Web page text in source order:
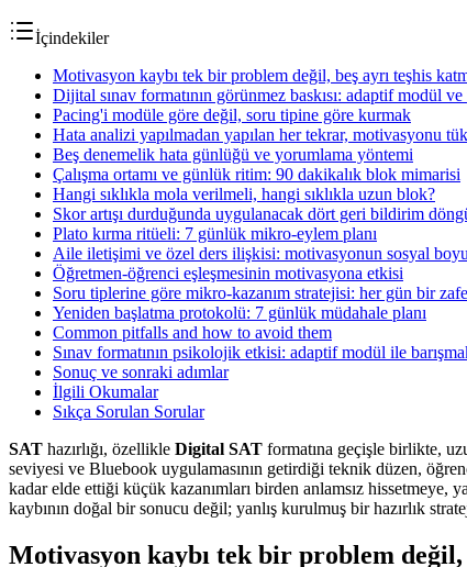
İçindekiler
Motivasyon kaybı tek bir problem değil, beş ayrı teşhis
Dijital sınav formatının görünmez baskısı: adaptif modül
Pacing'i modüle göre değil, soru tipine göre kurmak
Hata analizi yapılmadan yapılan her tekrar, motivasyonu
Beş denemelik hata günlüğü ve yorumlama yöntemi
Çalışma ortamı ve günlük ritim: 90 dakikalık blok mimarisi
Hangi sıklıkla mola verilmeli, hangi sıklıkla uzun blok?
Skor artışı durduğunda uygulanacak dört geri bildirim
Plato kırma ritüeli: 7 günlük mikro-eylem planı
Aile iletişimi ve özel ders ilişkisi: motivasyonun sosyal
Öğretmen-öğrenci eşleşmesinin motivasyona etkisi
Soru tiplerine göre mikro-kazanım stratejisi: her gün bir
Yeniden başlatma protokolü: 7 günlük müdahale planı
Common pitfalls and how to avoid them
Sınav formatının psikolojik etkisi: adaptif modül ile
Sonuç ve sonraki adımlar
İlgili Okumalar
Sıkça Sorulan Sorular
SAT hazırlığı, özellikle Digital SAT formatına geçişle birlikte,
seviyesi ve Bluebook uygulamasının getirdiği teknik düzen,
kadar elde ettiği küçük kazanımları birden anlamsız hissetmeye,
kaybının doğal bir sonucu değil; yanlış kurulmuş bir hazırlık
Motivasyon kaybı tek bir problem değil,